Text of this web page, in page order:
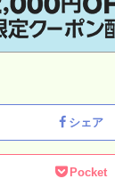
シェア
Pocket